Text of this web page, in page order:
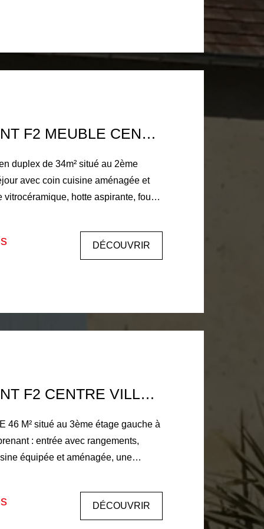
et entretien des parties communes,
Dépôt de garantie : 430 € DISPONIBLE DE SUITE.
APPARTEMENT F2 MEUBLE CENTRE VILLE LA FERTE BERNARD
duplex de 34m² situé au 2ème
avec coin cuisine aménagée et
vitrocéramique, hotte aspirante, four
micro-onde). A l'étage : une
(vasque, cabine de douche,
Eau chaude par cumulus électrique.
DÉCOUVRIR
APPARTEMENT F2 CENTRE VILLE HISTORIQUE LA FERTE BERNARD
46 M² situé au 3ème étage gauche à
: entrée avec rangements,
équipée et aménagée, une
de 406€
(électricité et entretien des
individuelle. Eau chaude individuelle
DÉCOUVRIR